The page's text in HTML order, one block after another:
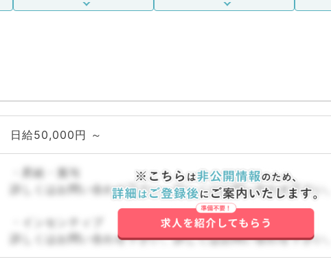
日給50,000円 ～
・昇給・賞与
詳しくはお問い合わせ下さい。詳しくはお問い合わせ下さい。
・インセンティブ
詳しくはお問い合わせ下さい。詳しくはお問い合わせ下さい。